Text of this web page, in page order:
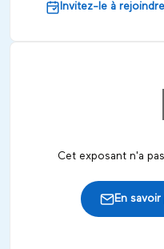
Invitez-le à
Cet exposant n'a
En